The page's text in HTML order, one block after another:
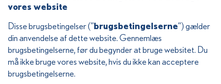
vores website
Disse brugsbetingelser (“brugsbetingelserne“) gælder
din anvendelse af dette website. Gennemlæs
brugsbetingelserne, før du begynder at bruge websitet. Du
må ikke bruge vores website, hvis du ikke kan acceptere
brugsbetingelserne.